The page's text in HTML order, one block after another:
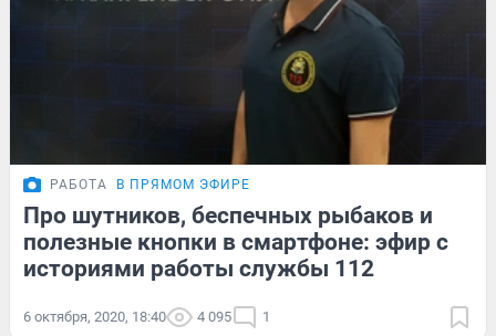
РАБОТА В ПРЯМОМ ЭФИРЕ
Про шутников, беспечных рыбаков и
полезные кнопки в смартфоне: эфир с
историями работы службы 112
6 октября, 2020, 18:40 4 095 1